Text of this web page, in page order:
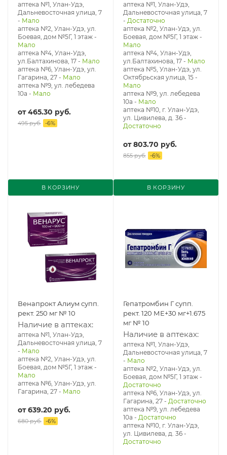
аптека №1, Улан-Удэ,
Дальневосточная улица, 7
- Мало
аптека №2, Улан-Удэ, ул.
Боевая, дом №5Г, 1 этаж -
Мало
аптека №4, Улан-Удэ,
ул.Балтахинова, 17 - Мало
аптека №6, Улан-Удэ, ул.
Гагарина, 27 - Мало
аптека №9, ул. лебедева
10а - Мало
от465.30 руб.
495 руб. -6%
В КОРЗИНУ
аптека №1, Улан-Удэ,
Дальневосточная улица, 7
- Достаточно
аптека №2, Улан-Удэ, ул.
Боевая, дом №5Г, 1 этаж -
Мало
аптека №4, Улан-Удэ,
ул.Балтахинова, 17 - Мало
аптека №5, Улан-Удэ, ул. ​
Октябрьская улица, 15 -
Мало
аптека №9, ул. лебедева
10а - Мало
аптека №10, г. Улан-Удэ,
ул. Цивилева, д. 36 -
Достаточно
от803.70 руб.
855 руб. -6%
В КОРЗИНУ
Венапрокт Алиум супп.
рект. 250 мг № 10
Наличие в аптеках:
аптека №1, Улан-Удэ,
Дальневосточная улица, 7
- Мало
аптека №2, Улан-Удэ, ул.
Боевая, дом №5Г, 1 этаж -
Мало
аптека №6, Улан-Удэ, ул.
Гагарина, 27 - Мало
от639.20 руб.
680 руб. -6%
Гепатромбин Г супп.
рект. 120 МЕ+30 мг+1.675
мг № 10
Наличие в аптеках:
аптека №1, Улан-Удэ,
Дальневосточная улица, 7
- Мало
аптека №2, Улан-Удэ, ул.
Боевая, дом №5Г, 1 этаж -
Достаточно
аптека №6, Улан-Удэ, ул.
Гагарина, 27 - Достаточно
аптека №9, ул. лебедева
10а - Достаточно
аптека №10, г. Улан-Удэ,
ул. Цивилева, д. 36 -
Достаточно